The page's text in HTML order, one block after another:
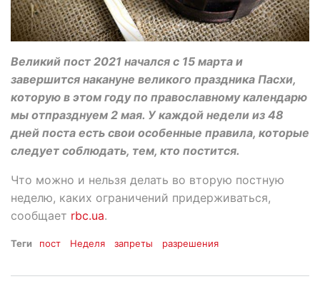
Великий пост 2021 начался с 15 марта и
завершится накануне великого праздника Пасхи,
которую в этом году по православному календарю
мы отпразднуем 2 мая. У каждой недели из 48
дней поста есть свои особенные правила, которые
следует соблюдать, тем, кто постится.
Что можно и нельзя делать во вторую постную
неделю, каких ограничений придерживаться,
сообщает rbc.ua.
Теги пост Неделя запреты разрешения